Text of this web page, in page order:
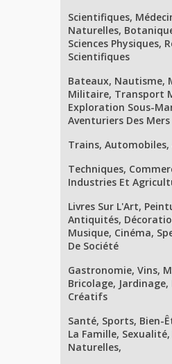
Scientifiques,
Naturelles,
Sciences Physiques,
Scientifiques
Bateaux, Nautisme,
Militaire, Transport
Exploration Sous-
Aventuriers Des Mers
Trains,
Techniques,
Industries Et
Livres Sur L'Art,
Antiquités,
Musique, Cinéma,
De Société
Gastronomie, Vins,
Bricolage, Jardinage,
Créatifs
Santé, Sports, Bien-
La Famille,
Naturelles,